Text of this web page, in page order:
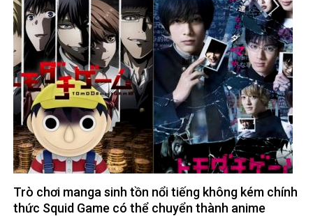
Trò chơi manga sinh tồn nổi tiếng không kém chính
thức Squid Game có thể chuyển thành anime